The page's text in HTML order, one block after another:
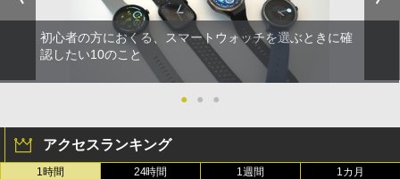
初心者の方におくる、スマートウォッチを選ぶときに確
認したい10のこと
● ● ●
アクセスランキング
1時間 24時間 1週間 1カ月